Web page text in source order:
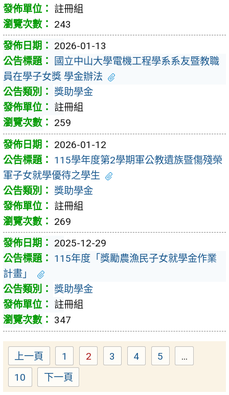
註冊組
243
2026-01-13
國立中山大學電機工程學系系友暨教職
員在學子女獎 學金辦法
獎助學金
註冊組
259
2026-01-12
115學年度第2學期軍公教遺族暨傷殘榮
軍子女就學優待之學生
獎助學金
註冊組
269
2025-12-29
115年度「獎勵農漁民子女就學金作業
計畫」
獎助學金
註冊組
347
上一頁 Page
1 Page
2 Page
3 Page
4 Page
5 ...
Page
10 下一頁